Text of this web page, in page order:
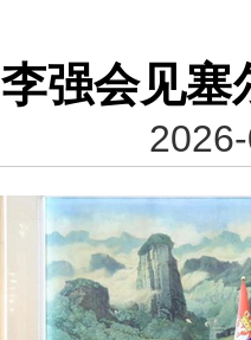
李强会见塞